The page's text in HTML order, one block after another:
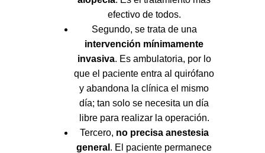
efectivo de todos.
Segundo, se trata de una
intervención mínimamente
invasiva. Es ambulatoria, por lo
que el paciente entra al quirófano
y abandona la clínica el mismo
día; tan solo se necesita un día
libre para realizar la operación.
Tercero, no precisa anestesia
general . El paciente permanece